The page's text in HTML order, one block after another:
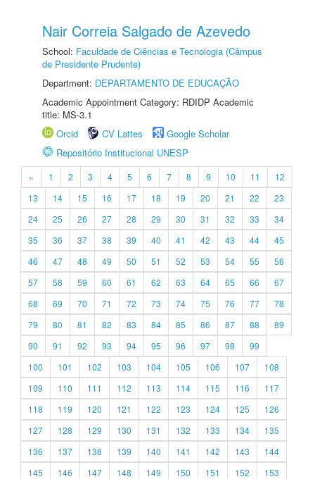
Nair Correia Salgado de Azevedo
School: Faculdade de Ciências e Tecnologia (Câmpus
de Presidente Prudente)
Department: DEPARTAMENTO DE EDUCAÇÃO
Academic Appointment Category: RDIDP Academic
title: MS-3.1
Orcid
CV Lattes
Google Scholar
Repositório Institucional UNESP
« 1 2 3 4 5 6 7 8 9 10 11
12
13
14 15 16 17 18 19 20 21 22
23
24
25 26 27 28 29 30 31 32 33
34
35
36 37 38 39 40 41 42 43 44
45
46
47 48 49 50 51 52 53 54 55
56
57
58 59 60 61 62 63 64 65 66
67
68
69 70 71 72 73 74 75 76 77
78
79
80 81 82 83 84 85 86 87 88
89
90
91 92 93 94 95 96 97 98
99
100
101 102 103 104 105 106 107
108
109
110 111 112 113 114 115 116
117
118
119 120 121 122 123 124 125
126
127
128 129 130 131 132 133 134
135
136
137 138 139 140 141 142 143
144
145
146 147 148 149 150 151 152
153